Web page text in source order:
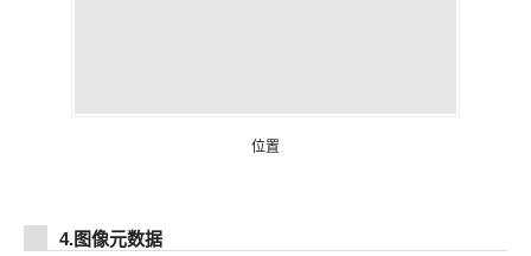
位置
4.图像元数据